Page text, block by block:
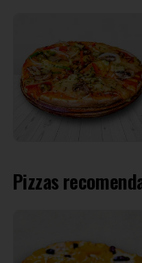
Pizzas